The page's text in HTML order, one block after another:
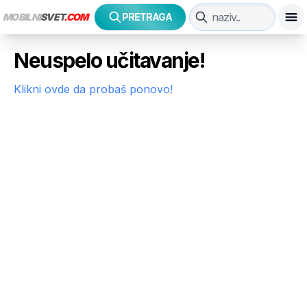
MOBILNISVET.COM PRETRAGA
Neuspelo učitavanje!
Klikni ovde da probaš ponovo!